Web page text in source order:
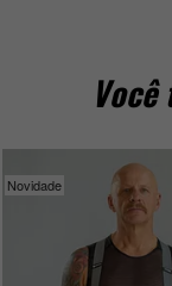
Novidade